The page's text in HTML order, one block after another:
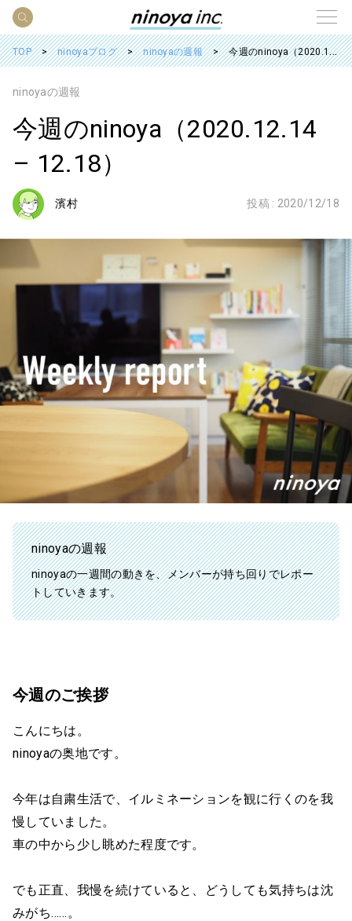
TOP ninoyaブログ ninoyaの週報 今週のninoya（2020.12.14 – 12.18）
ninoyaの週報
今週のninoya（2020.12.14
– 12.18）
濱村 投稿 : 2020/12/18
ninoyaの週報
ninoyaの一週間の動きを、メンバーが持ち回りでレポー
トしていきます。
今週のご挨拶
こんにちは。
ninoyaの奥地です。
今年は自粛生活で、イルミネーションを観に行くのを我
慢していました。
車の中から少し眺めた程度です。
でも正直、我慢を続けていると、どうしても気持ちは沈
みがち……。